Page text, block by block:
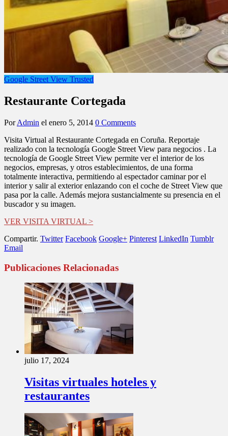
Google Street View Trusted
Restaurante Cortegada
PorAdmin el enero 5, 2014 0 Comments
Visita Virtual al Restaurante Cortegada en Coruña. Reportaje
realizado con la tecnología Google Street View para negocios . La
tecnología de Google Street View permite ver el interior de los
negocios, empresas, y otros establecimientos, de una forma
totalmente interactiva, permitiendo al espectador caminar por el
interior y salir al exterior enlazando con el coche de Street View que
pasa por la calle. Además mejora sustancialmente su presencia en el
buscador y su imagen.
VER VISITA VIRTUAL >
Compartir. Twitter Facebook Google+ Pinterest LinkedIn Tumblr
Email
Publicaciones Relacionadas
julio 17, 2024
Visitas virtuales hoteles y
restaurantes